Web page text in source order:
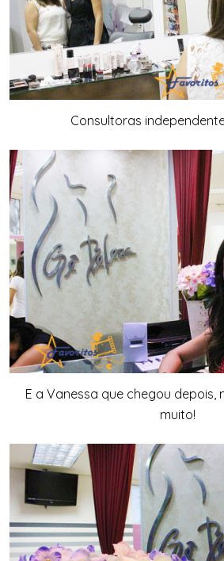
Consultoras
E a Vanessa que chegou depois,
muito!